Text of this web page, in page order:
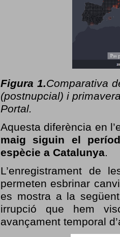
Figura 1.Comparativa
(postnupcial) i
Portal.
Aquesta diferència en
maig siguin el
espècie a Catalunya.
L’enregistrament de
permeten esbrinar
es mostra a la
irrupció que hem
avançament temporal